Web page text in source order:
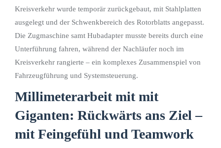
Kreisverkehr wurde temporär zurückgebaut, mit Stahlplatten
ausgelegt und der Schwenkbereich des Rotorblatts angepasst.
Die Zugmaschine samt Hubadapter musste bereits durch eine
Unterführung fahren, während der Nachläufer noch im
Kreisverkehr rangierte – ein komplexes Zusammenspiel von
Fahrzeugführung und Systemsteuerung.
Millimeterarbeit mit mit
Giganten: Rückwärts ans Ziel –
mit Feingefühl und Teamwork